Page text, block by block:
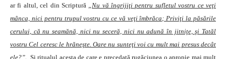
ar fi altul, cel din Scriptură „Nu vă îngrijiţi pentru sufletul vostru ce veţi
mânca, nici pentru trupul vostru cu ce vă veţi îmbrăca; Priviţi la păsările
cerului, că nu seamănă, nici nu seceră, nici nu adună în jitniţe, şi Tatăl
vostru Cel ceresc le hrăneşte. Oare nu sunteţi voi cu mult mai presus decât
ele?”. Şi ritualul acesta de care e precedată rugăciunea o apropie mai mult